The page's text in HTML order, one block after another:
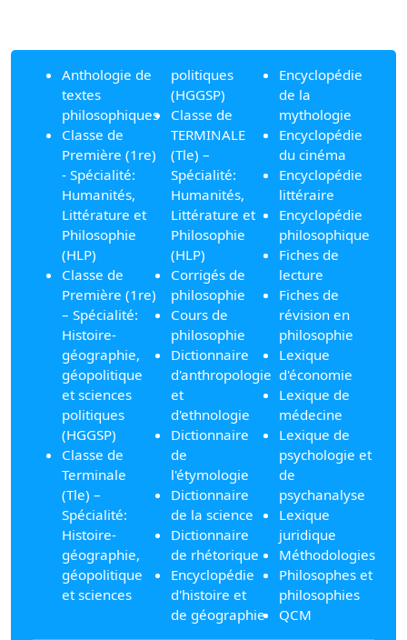
Anthologie de
textes
philosophiques
Classe de
Première (1re)
- Spécialité:
Humanités,
Littérature et
Philosophie
(HLP)
Classe de
Première (1re)
– Spécialité:
Histoire-
géographie,
géopolitique
et sciences
politiques
(HGGSP)
Classe de
Terminale
(Tle) –
Spécialité:
Histoire-
géographie,
géopolitique
et sciences
politiques
(HGGSP)
Classe de
TERMINALE
(Tle) –
Spécialité:
Humanités,
Littérature et
Philosophie
(HLP)
Corrigés de
philosophie
Cours de
philosophie
Dictionnaire
d'anthropologie
et
d'ethnologie
Dictionnaire
de
l'étymologie
Dictionnaire
de la science
Dictionnaire
de rhétorique
Encyclopédie
d'histoire et
de géographie
Encyclopédie
de la
mythologie
Encyclopédie
du cinéma
Encyclopédie
littéraire
Encyclopédie
philosophique
Fiches de
lecture
Fiches de
révision en
philosophie
Lexique
d'économie
Lexique de
médecine
Lexique de
psychologie et
de
psychanalyse
Lexique
juridique
Méthodologies
Philosophes et
philosophies
QCM